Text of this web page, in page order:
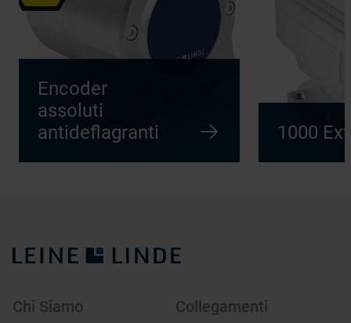
Encoder
assoluti
antideflagranti
1000
Chi Siamo
Collegamenti